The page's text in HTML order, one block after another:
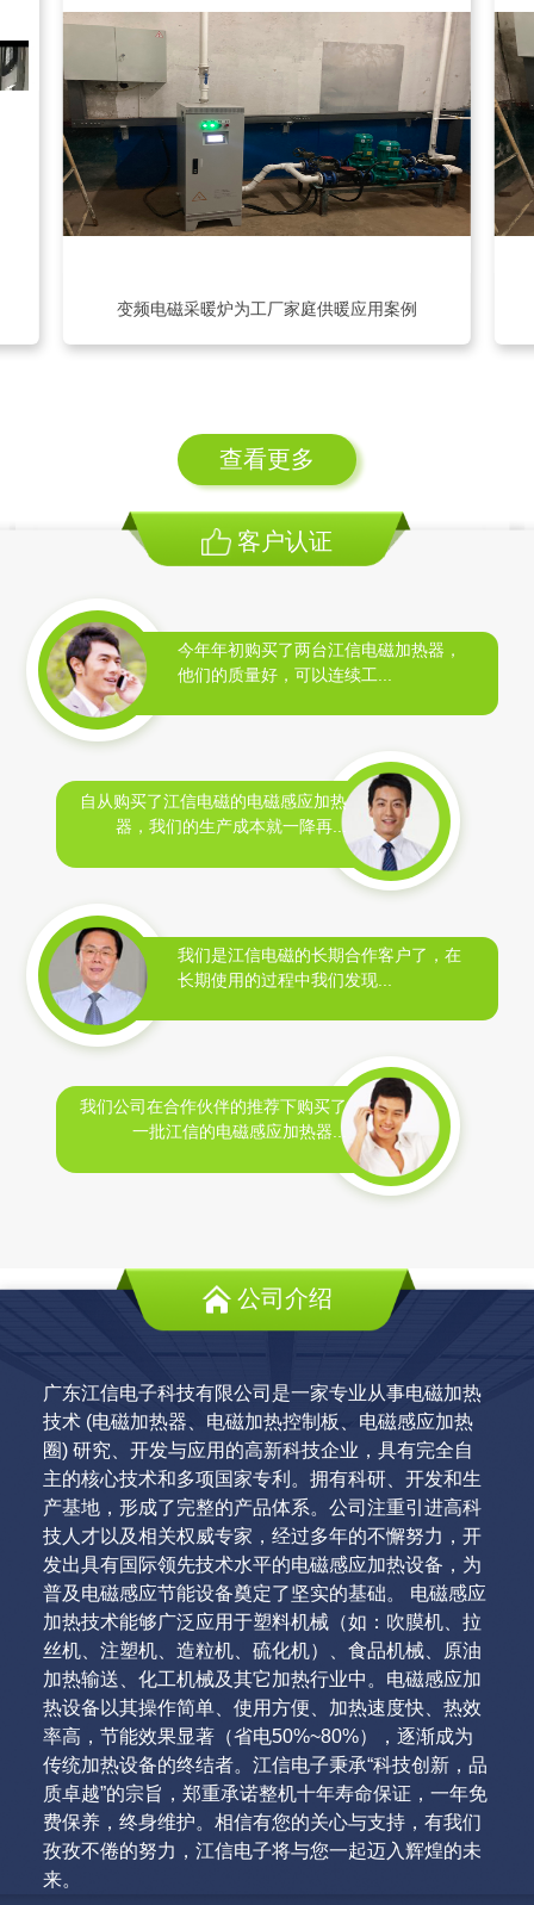
变频电磁采暖炉为工厂家庭供暖应用案例
查看更多
客户认证
今年年初购买了两台江信电磁加热器，
他们的质量好，可以连续工...
自从购买了江信电磁的电磁感应加热
器，我们的生产成本就一降再...
我们是江信电磁的长期合作客户了，在
长期使用的过程中我们发现...
我们公司在合作伙伴的推荐下购买了
一批江信的电磁感应加热器...
公司介绍
广东江信电子科技有限公司是一家专业从事电磁加热
技术 (电磁加热器、电磁加热控制板、电磁感应加热
圈) 研究、开发与应用的高新科技企业，具有完全自
主的核心技术和多项国家专利。拥有科研、开发和生
产基地，形成了完整的产品体系。公司注重引进高科
技人才以及相关权威专家，经过多年的不懈努力，开
发出具有国际领先技术水平的电磁感应加热设备，为
普及电磁感应节能设备奠定了坚实的基础。 电磁感应
加热技术能够广泛应用于塑料机械（如：吹膜机、拉
丝机、注塑机、造粒机、硫化机）、食品机械、原油
加热输送、化工机械及其它加热行业中。电磁感应加
热设备以其操作简单、使用方便、加热速度快、热效
率高，节能效果显著（省电50%~80%），逐渐成为
传统加热设备的终结者。江信电子秉承“科技创新，品
质卓越”的宗旨，郑重承诺整机十年寿命保证，一年免
费保养，终身维护。相信有您的关心与支持，有我们
孜孜不倦的努力，江信电子将与您一起迈入辉煌的未
来。